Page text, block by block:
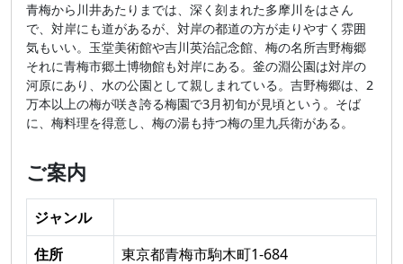
青梅から川井あたりまでは、深く刻まれた多摩川をはさん
で、対岸にも道があるが、対岸の都道の方が走りやすく雰囲
気もいい。玉堂美術館や吉川英治記念館、梅の名所吉野梅郷
それに青梅市郷土博物館も対岸にある。釜の淵公園は対岸の
河原にあり、水の公園として親しまれている。吉野梅郷は、2
万本以上の梅が咲き誇る梅園で3月初旬が見頃という。そば
に、梅料理を得意し、梅の湯も持つ梅の里九兵衛がある。
ご案内
ジャンル
住所
東京都青梅市駒木町1-684